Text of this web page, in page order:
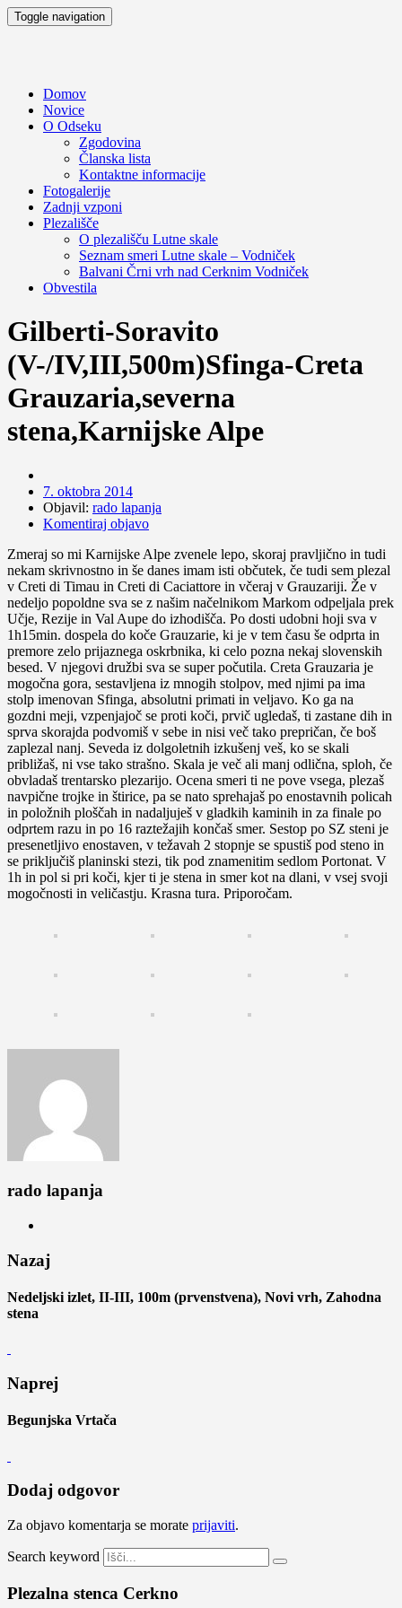
Toggle navigation
Domov
Novice
O Odseku
Zgodovina
Članska lista
Kontaktne informacije
Fotogalerije
Zadnji vzponi
Plezališče
O plezališču Lutne skale
Seznam smeri Lutne skale – Vodniček
Balvani Črni vrh nad Cerknim Vodniček
Obvestila
Gilberti-Soravito
(V-/IV,III,500m)Sfinga-Creta
Grauzaria,severna
stena,Karnijske Alpe
7. oktobra 2014
Objavil: rado lapanja
Komentiraj objavo
Zmeraj so mi Karnijske Alpe zvenele lepo, skoraj pravljično in tudi
nekam skrivnostno in še danes imam isti občutek, če tudi sem plezal
v Creti di Timau in Creti di Caciattore in včeraj v Grauzariji. Že v
nedeljo popoldne sva se z našim načelnikom Markom odpeljala prek
Učje, Rezije in Val Aupe do izhodišča. Po dosti udobni hoji sva v
1h15min. dospela do koče Grauzarie, ki je v tem času še odprta in
premore zelo prijaznega oskrbnika, ki celo pozna nekaj slovenskih
besed. V njegovi družbi sva se super počutila. Creta Grauzaria je
mogočna gora, sestavljena iz mnogih stolpov, med njimi pa ima
stolp imenovan Sfinga, absolutni primati in veljavo. Ko ga na
gozdni meji, vzpenjajoč se proti koči, prvič ugledaš, ti zastane dih in
sprva skorajda podvomiš v sebe in nisi več tako prepričan, če boš
zaplezal nanj. Seveda iz dolgoletnih izkušenj veš, ko se skali
približaš, ni vse tako strašno. Skala je več ali manj odlična, sploh, če
obvladaš trentarsko plezarijo. Ocena smeri ti ne pove vsega, plezaš
navpične trojke in štirice, pa se nato sprehajaš po enostavnih policah
in položnih ploščah in nadaljuješ v gladkih kaminih in za finale po
odprtem razu in po 16 raztežajih končaš smer. Sestop po SZ steni je
presenetljivo enostaven, v težavah 2 stopnje se spustiš pod steno in
se priključiš planinski stezi, tik pod znamenitim sedlom Portonat. V
1h in pol si pri koči, kjer ti je stena in smer kot na dlani, v vsej svoji
mogočnosti in veličastju. Krasna tura. Priporočam.
rado lapanja
Nazaj
Nedeljski izlet, II-III, 100m (prvenstvena), Novi vrh, Zahodna
stena
Naprej
Begunjska Vrtača
Dodaj odgovor
Za objavo komentarja se morate prijaviti.
Search keyword
Plezalna stenca Cerkno